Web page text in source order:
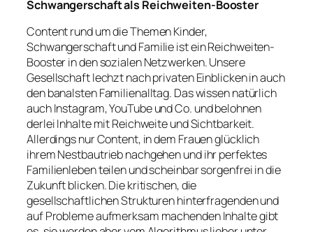
Schwangerschaft als Reichweiten-Booster
Content rund um die Themen Kinder,
Schwangerschaft und Familie ist ein Reichweiten-
Booster in den sozialen Netzwerken. Unsere
Gesellschaft lechzt nach privaten Einblicken in auch
den banalsten Familienalltag. Das wissen natürlich
auch Instagram, YouTube und Co. und belohnen
derlei Inhalte mit Reichweite und Sichtbarkeit.
Allerdings nur Content, in dem Frauen glücklich
ihrem Nestbautrieb nachgehen und ihr perfektes
Familienleben teilen und scheinbar sorgenfrei in die
Zukunft blicken. Die kritischen, die
gesellschaftlichen Strukturen hinterfragenden und
auf Probleme aufmerksam machenden Inhalte gibt